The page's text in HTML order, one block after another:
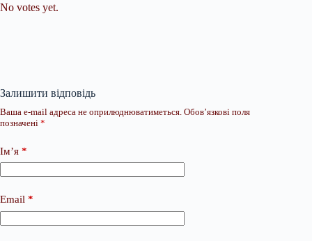
No votes yet.
Залишити відповідь
Ваша e-mail адреса не оприлюднюватиметься. Обов’язкові поля
позначені *
Ім’я *
Email *